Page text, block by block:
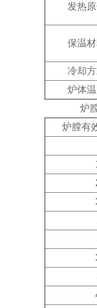
发热
保温
冷却
炉体
炉
炉膛有